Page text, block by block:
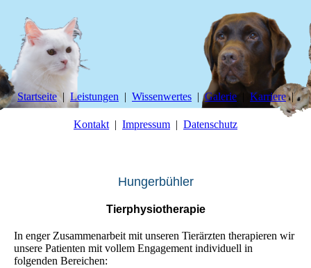
Startseite Leistungen Wissenwertes Galerie Karriere
Kontakt Impressum Datenschutz
Hungerbühler
Tierphysiotherapie
In enger Zusammenarbeit mit unseren Tierärzten therapieren wir
unsere Patienten mit vollem Engagement individuell in
folgenden Bereichen: